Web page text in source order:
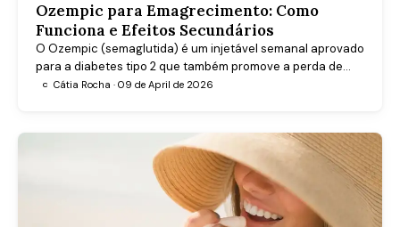
Ozempic para Emagrecimento: Como
Funciona e Efeitos Secundários
O Ozempic (semaglutida) é um injetável semanal aprovado
para a diabetes tipo 2 que também promove a perda de
peso. Saiba como funciona, quais os efeitos secundários
C Cátia Rocha · 09 de April de 2026